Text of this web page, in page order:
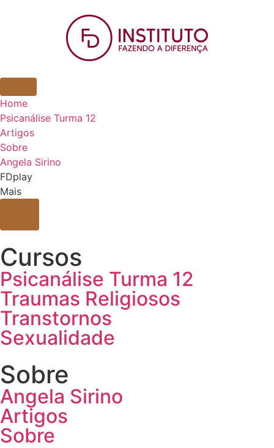
Home
Psicanálise Turma 12
Artigos
Sobre
Angela Sirino
FDplay
Mais
Cursos
Psicanálise Turma 12
Traumas Religiosos
Transtornos
Sexualidade
Sobre
Angela Sirino
Artigos
Sobre